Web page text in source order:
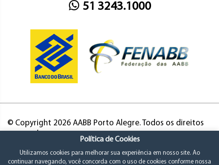
51 3243.1000
© Copyright 2026 AABB Porto Alegre. Todos os direitos
Política de Cookies
Utilizamos cookies para melhorar sua experiência em nosso site. Ao
continuar navegando, você concorda com o uso de cookies conforme nossa